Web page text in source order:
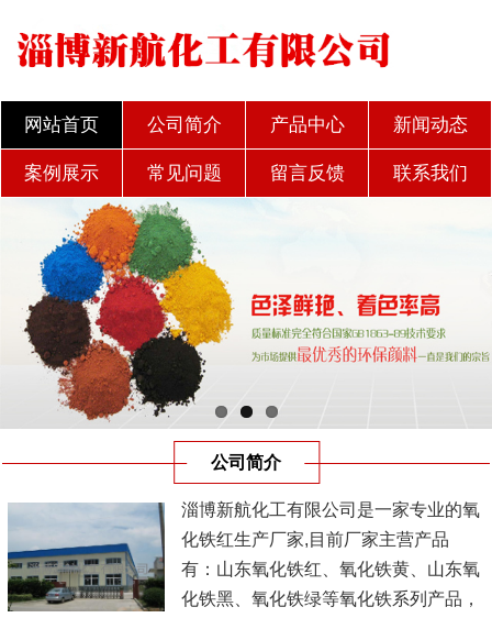
网站首页 公司简介 产品中心 新闻动态
案例展示 常见问题 留言反馈 联系我们
公司简介
淄博新航化工有限公司是一家专业的氧
化铁红生产厂家,目前厂家主营产品
有：山东氧化铁红、氧化铁黄、山东氧
化铁黑、氧化铁绿等氧化铁系列产品，